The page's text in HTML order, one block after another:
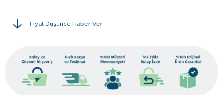
Fiyat Düşünce Haber Ver